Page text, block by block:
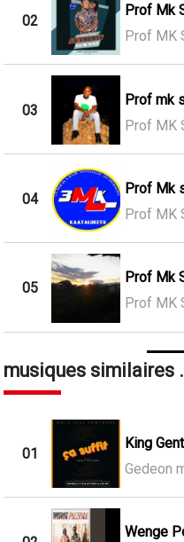
02
Prof Mk
Prof MK
03
Prof mk
Prof MK
04
Prof Mk
Prof MK
05
Prof Mk
Prof MK
musiques similaires
01
King
Gedeon
Wenge